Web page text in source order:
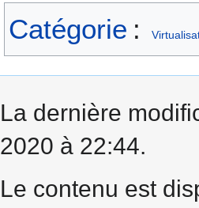
Catégorie :
La dernière
2020 à 22:44.
Le contenu est